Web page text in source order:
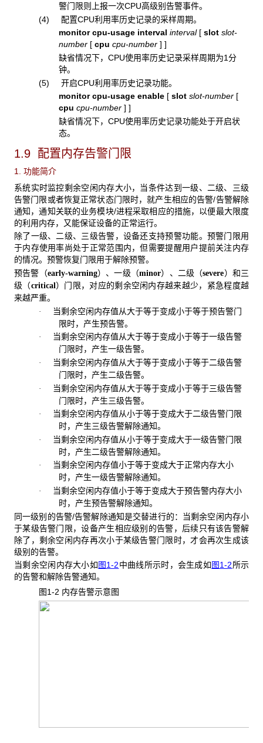
警门限则上报一次CPU高级别告警事件。
(4) 配置CPU利用率历史记录的采样周期。
monitor cpu-usage interval interval [ slot slot-
number [ cpu cpu-number ] ]
缺省情况下，CPU使用率历史记录采样周期为1分
钟。
(5) 开启CPU利用率历史记录功能。
monitor cpu-usage enable [ slot slot-number [
cpu cpu-number ] ]
缺省情况下，CPU使用率历史记录功能处于开启状
态。
1.9 配置内存告警门限
1. 功能简介
系统实时监控剩余空闲内存大小，当条件达到一级、二级、三级
告警门限或者恢复正常状态门限时，就产生相应的告警/告警解除
通知，通知关联的业务模块/进程采取相应的措施，以便最大限度
的利用内存，又能保证设备的正常运行。
除了一级、二级、三级告警，设备还支持预警功能。预警门限用
于内存使用率尚处于正常范围内，但需要提醒用户提前关注内存
的情况。预警恢复门限用于解除预警。
预告警（early-warning）、一级（minor）、二级（severe）和三
级（critical ）门限，对应的剩余空闲内存越来越少，紧急程度越
来越严重。
· 当剩余空闲内存值从大于等于变成小于等于预告警门
限时，产生预告警。
· 当剩余空闲内存值从大于等于变成小于等于一级告警
门限时，产生一级告警。
· 当剩余空闲内存值从大于等于变成小于等于二级告警
门限时，产生二级告警。
· 当剩余空闲内存值从大于等于变成小于等于三级告警
门限时，产生三级告警。
· 当剩余空闲内存值从小于等于变成大于二级告警门限
时，产生三级告警解除通知。
· 当剩余空闲内存值从小于等于变成大于一级告警门限
时，产生二级告警解除通知。
· 当剩余空闲内存值小于等于变成大于正常内存大小
时，产生一级告警解除通知。
· 当剩余空闲内存值小于等于变成大于预告警内存大小
时，产生预告警解除通知。
同一级别的告警/告警解除通知是交替进行的：当剩余空闲内存小
于某级告警门限，设备产生相应级别的告警，后续只有该告警解
除了，剩余空闲内存再次小于某级告警门限时，才会再次生成该
级别的告警。
当剩余空闲内存大小如图1-2中曲线所示时，会生成如图1-2所示
的告警和解除告警通知。
图1-2 内存告警示意图